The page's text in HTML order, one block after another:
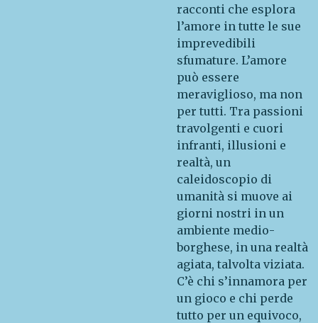
racconti che esplora
l’amore in tutte le sue
imprevedibili
sfumature. L’amore
può essere
meraviglioso, ma non
per tutti. Tra passioni
travolgenti e cuori
infranti, illusioni e
realtà, un
caleidoscopio di
umanità si muove ai
giorni nostri in un
ambiente medio-
borghese, in una realtà
agiata, talvolta viziata.
C’è chi s’innamora per
un gioco e chi perde
tutto per un equivoco,